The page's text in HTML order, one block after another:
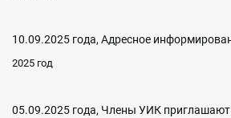
10.09.2025 года, Адресное
2025 год
05.09.2025 года, Члены УИК приглашают